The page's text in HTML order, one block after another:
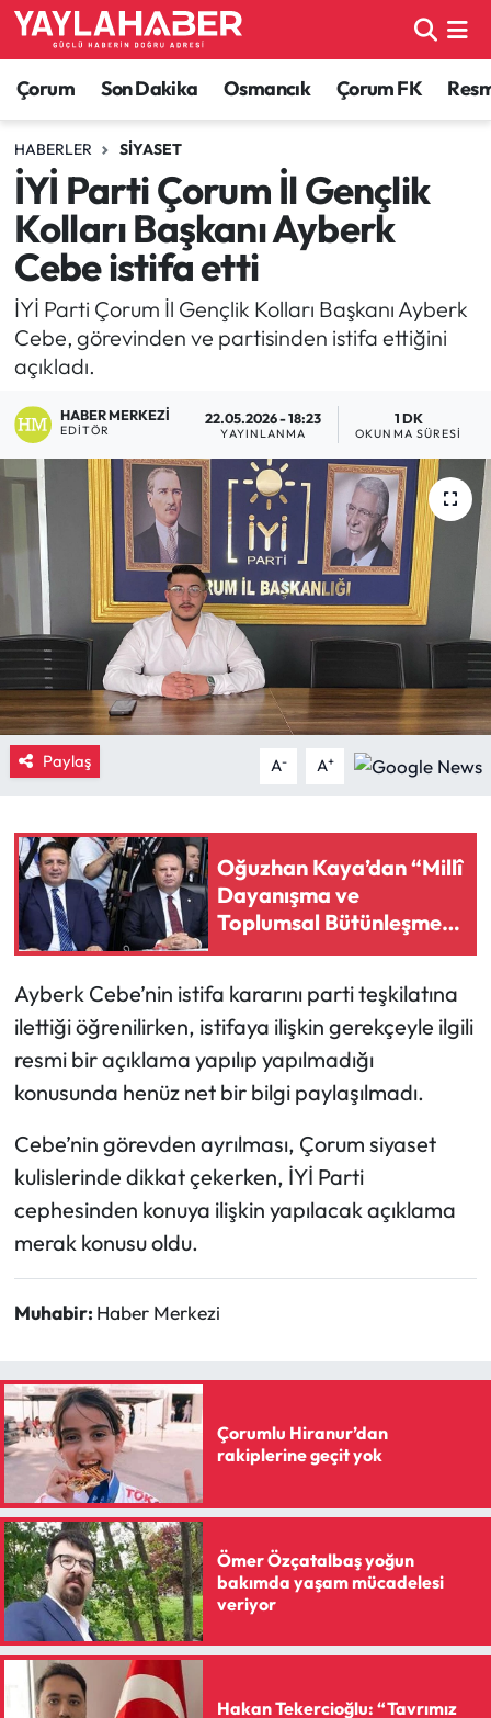
Çorum Son Dakika Osmancık Çorum FK
HABERLER SIYASET
İYİ Parti Çorum İl Gençlik
Kolları Başkanı Ayberk
Cebe istifa etti
İYİ Parti Çorum İl Gençlik Kolları Başkanı Ayberk
Cebe, görevinden ve partisinden istifa ettiğini
açıkladı.
HABER MERKEZI
EDITÖR
22.05.2026 - 18:23
YAYINLANMA
1 DK
OKUNMA SÜRESI
Paylaş A- A+
Oğuzhan Kaya’dan “Millî
Dayanışma ve
Toplumsal Bütünleşme”
kanun teklifi açıklaması
Ayberk Cebe’nin istifa kararını parti teşkilatına
ilettiği öğrenilirken, istifaya ilişkin gerekçeyle ilgili
resmi bir açıklama yapılıp yapılmadığı
konusunda henüz net bir bilgi paylaşılmadı.
Cebe’nin görevden ayrılması, Çorum siyaset
kulislerinde dikkat çekerken, İYİ Parti
cephesinden konuya ilişkin yapılacak açıklama
merak konusu oldu.
Muhabir: Haber Merkezi
Çorumlu Hiranur’dan
rakiplerine geçit yok
Ömer Özçatalbaş yoğun
bakımda yaşam mücadelesi
veriyor
Hakan Tekercioğlu: “Tavrımız
Alaca Haberleri
Bayat Haberleri
Bilgi - Keşfet Haberleri
Bilim ve Teknoloji
Boğazkale Haberleri
Çorum Haberleri
Çorum Son Dakika Haberleri
Dodurga Haberleri
Eğitim
Ekonomi
Güncel
İskilip Haberleri
Kargı Haberleri
Kültür Sanat
Laçin Haberleri
Mecitözü Haberleri
Oğuzlar Haberleri
Ortaköy Haberleri
Osmancık Haberleri
Otomotiv
Resmi İlan
Sağlık
Siyaset
Spor
Sungurlu Haberleri
Turizm
Uğurludağ Haberleri
Çorum Nöbetçi Eczaneler
Çorum Hava Durumu
Çorum Namaz Vakitleri
Çorum Trafik Yoğunluk Haritası
TFF 1.Lig Puan Durumu ve Fikstür
Tüm Manşetler
Son Dakika Haberleri
Haber Arşivi